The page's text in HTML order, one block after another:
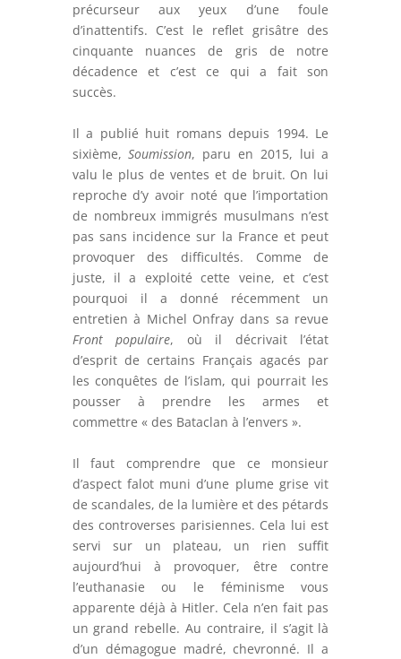
précurseur aux yeux d’une foule
d’inattentifs. C’est le reflet grisâtre des
cinquante nuances de gris de notre
décadence et c’est ce qui a fait son
succès.
Il a publié huit romans depuis 1994. Le
sixième,Soumission, paru en 2015, lui a
valu le plus de ventes et de bruit. On lui
reproche d’y avoir noté que l’importation
de nombreux immigrés musulmans n’est
pas sans incidence sur la France et peut
provoquer des difficultés. Comme de
juste, il a exploité cette veine, et c’est
pourquoi il a donné récemment un
entretien à Michel Onfray dans sa revue
Front populaire, où il décrivait l’état
d’esprit de certains Français agacés par
les conquêtes de l’islam, qui pourrait les
pousser à prendre les armes et
commettre « des Bataclan à l’envers ».
Il faut comprendre que ce monsieur
d’aspect falot muni d’une plume grise vit
de scandales, de la lumière et des pétards
des controverses parisiennes. Cela lui est
servi sur un plateau, un rien suffit
aujourd’hui à provoquer, être contre
l’euthanasie ou le féminisme vous
apparente déjà à Hitler. Cela n’en fait pas
un grand rebelle. Au contraire, il s’agit là
d’un démagogue madré, chevronné. Il a